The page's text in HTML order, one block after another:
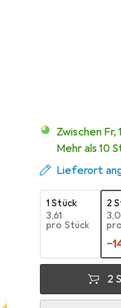
Zwischen
Mehr als 10
Lieferort
1 Stück
EUR
3,61
pro Stück
2
−
2